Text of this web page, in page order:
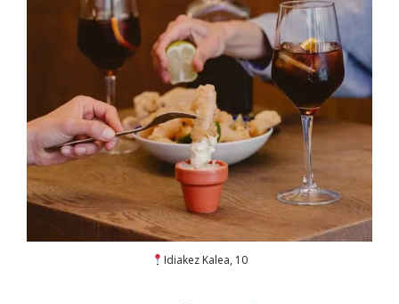
Idiakez Kalea, 10